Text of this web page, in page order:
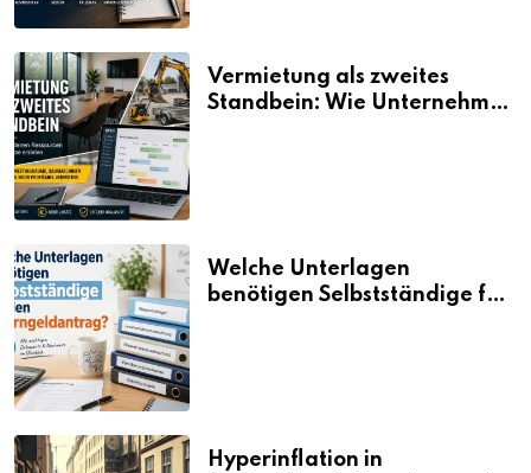
Vermietung als zweites
Standbein: Wie Unternehmen
Welche Unterlagen
benötigen Selbstständige für
Hyperinflation in